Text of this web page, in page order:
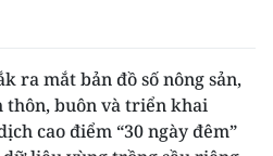
ra mắt bản đồ số nông sản,
thôn, buôn và triển khai
cao điểm “30 ngày đêm”